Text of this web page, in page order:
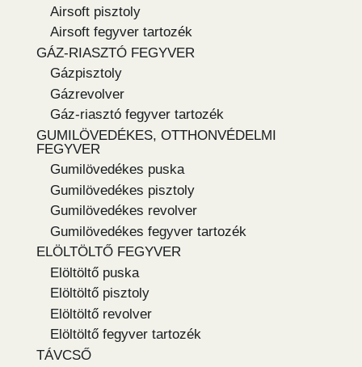
Airsoft pisztoly
Airsoft fegyver tartozék
GÁZ-RIASZTÓ FEGYVER
Gázpisztoly
Gázrevolver
Gáz-riasztó fegyver tartozék
GUMILÖVEDÉKES, OTTHONVÉDELMI
FEGYVER
Gumilövedékes puska
Gumilövedékes pisztoly
Gumilövedékes revolver
Gumilövedékes fegyver tartozék
ELÖLTÖLTŐ FEGYVER
Elöltöltő puska
Elöltöltő pisztoly
Elöltöltő revolver
Elöltöltő fegyver tartozék
TÁVCSŐ